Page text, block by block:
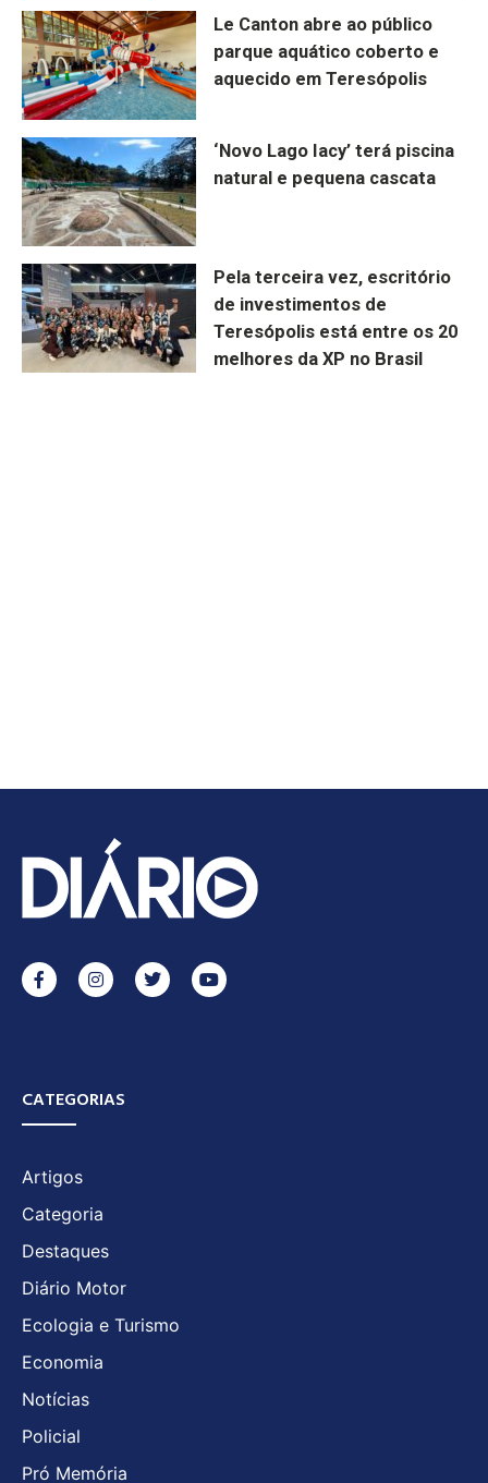
Le Canton abre ao público
parque aquático coberto e
aquecido em Teresópolis
‘Novo Lago Iacy’ terá piscina
natural e pequena cascata
Pela terceira vez, escritório
de investimentos de
Teresópolis está entre os 20
melhores da XP no Brasil
CATEGORIAS
Artigos
Categoria
Destaques
Diário Motor
Ecologia e Turismo
Economia
Notícias
Policial
Pró Memória